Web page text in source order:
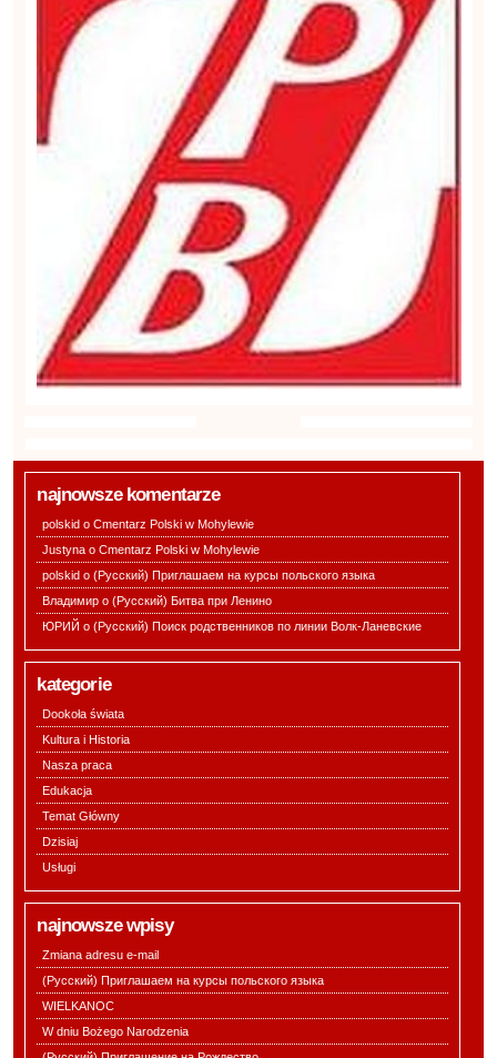
najnowsze komentarze
polskid oCmentarz Polski w Mohylewie
Justyna oCmentarz Polski w Mohylewie
polskid o(Русский) Приглашаем на курсы польского языка
Владимир o(Русский) Битва при Ленино
ЮРИЙ o(Русский) Поиск родственников по линии Волк-Ланевские
kategorie
Dookoła świata
Kultura i Historia
Nasza praca
Edukacja
Temat Główny
Dzisiaj
Usługi
najnowsze wpisy
Zmiana adresu e-mail
(Русский) Приглашаем на курсы польского языка
WIELKANOC
W dniu Bożego Narodzenia